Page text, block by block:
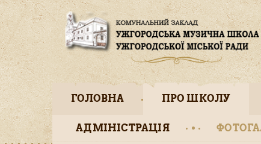
ГОЛОВНА ПРО ШКОЛУ
АДМІНІСТРАЦІЯ